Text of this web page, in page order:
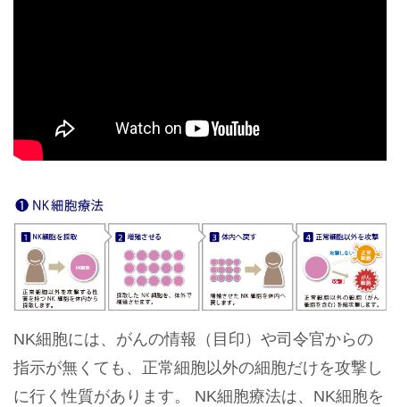
NK細胞には、がんの情報（目印）や司令官からの
指示が無くても、正常細胞以外の細胞だけを攻撃し
に行く性質があります。 NK細胞療法は、NK細胞を